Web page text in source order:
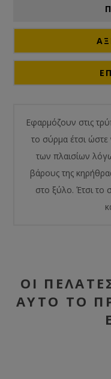
Εφαρμόζουν στις
το σύρμα έτσι
των πλαισίων
βάρους της
στο ξύλο. Έτσι το
ΟΙ
ΑΥΤΌ ΤΟ